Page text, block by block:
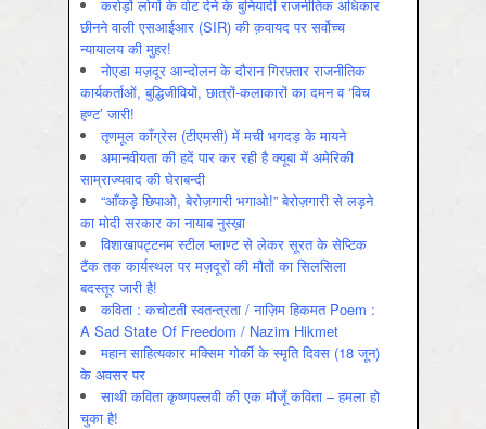
करोड़ों लोगों के वोट देने के बुनियादी राजनीतिक अधिकार
छीनने वाली एसआईआर (SIR) की क़वायद पर सर्वोच्च
न्यायालय की मुहर!
नोएडा मज़दूर आन्दोलन के दौरान गिरफ़्तार राजनीतिक
कार्यकर्ताओं, बुद्धिजीवियों, छात्रों-कलाकारों का दमन व ‘विच
हण्ट’ जारी!
तृणमूल काँग्रेस (टीएमसी) में मची भगदड़ के मायने
अमानवीयता की हदें पार कर रही है क्यूबा में अमेरिकी
साम्राज्यवाद की घेराबन्दी
“आँकड़े छिपाओ, बेरोज़गारी भगाओ!” बेरोज़गारी से लड़ने
का मोदी सरकार का नायाब नुस्ख़ा
विशाखापट्टनम स्टील प्लाण्ट से लेकर सूरत के सेप्टिक
टैंक तक कार्यस्थल पर मज़दूरों की मौतों का सिलसिला
बदस्तूर जारी है!
कविता : कचोटती स्वतन्त्रता / नाज़िम हिकमत Poem :
A Sad State Of Freedom / Nazim Hikmet
महान साहित्यकार मक्सिम गोर्की के स्मृति दिवस (18 जून)
के अवसर पर
साथी कविता कृष्णपल्लवी की एक मौजूँ कविता – हमला हो
चुका है!